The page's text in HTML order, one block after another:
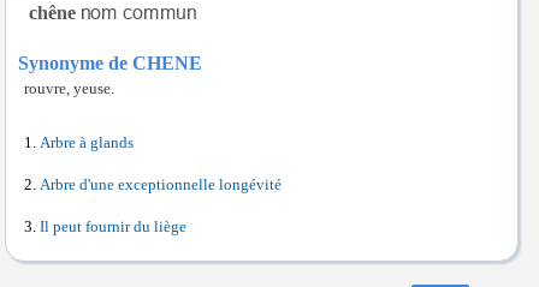
chêne
Synonyme de CHENE
rouvre, yeuse.
Arbre à glands
Arbre d'une exceptionnelle longévité
Il peut fournir du liège